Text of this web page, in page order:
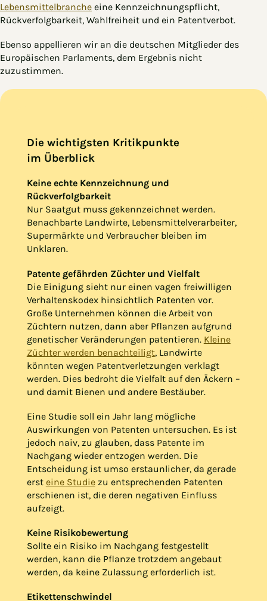
Lebensmittelbranche eine Kennzeichnungspflicht,
Rückverfolgbarkeit, Wahlfreiheit und ein Patentverbot.
Ebenso appellieren wir an die deutschen Mitglieder des
Europäischen Parlaments, dem Ergebnis nicht
zuzustimmen.
Die wichtigsten Kritikpunkte
im Überblick
Keine echte Kennzeichnung und
Rückverfolgbarkeit
Nur Saatgut muss gekennzeichnet werden.
Benachbarte Landwirte, Lebensmittelverarbeiter,
Supermärkte und Verbraucher bleiben im
Unklaren.
Patente gefährden Züchter und Vielfalt
Die Einigung sieht nur einen vagen freiwilligen
Verhaltenskodex hinsichtlich Patenten vor.
Große Unternehmen können die Arbeit von
Züchtern nutzen, dann aber Pflanzen aufgrund
genetischer Veränderungen patentieren. Kleine
Züchter werden benachteiligt, Landwirte
könnten wegen Patentverletzungen verklagt
werden. Dies bedroht die Vielfalt auf den Äckern –
und damit Bienen und andere Bestäuber.
Eine Studie soll ein Jahr lang mögliche
Auswirkungen von Patenten untersuchen. Es ist
jedoch naiv, zu glauben, dass Patente im
Nachgang wieder entzogen werden. Die
Entscheidung ist umso erstaunlicher, da gerade
erst eine Studiezu entsprechenden Patenten
erschienen ist, die deren negativen Einfluss
aufzeigt.
Keine Risikobewertung
Sollte ein Risiko im Nachgang festgestellt
werden, kann die Pflanze trotzdem angebaut
werden, da keine Zulassung erforderlich ist.
Etikettenschwindel